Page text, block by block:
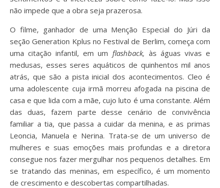
não impede que a obra seja prazerosa.
O filme, ganhador de uma Menção Especial do Júri da
seção Generation Kplus no Festival de Berlim, começa com
uma citação infantil, em um flashback, às águas vivas e
medusas, esses seres aquáticos de quinhentos mil anos
atrás, que são a pista inicial dos acontecimentos. Cleo é
uma adolescente cuja irmã morreu afogada na piscina de
casa e que lida com a mãe, cujo luto é uma constante. Além
das duas, fazem parte desse cenário de convivência
familiar a tia, que passa a cuidar da menina, e as primas
Leoncia, Manuela e Nerina. Trata-se de um universo de
mulheres e suas emoções mais profundas e a diretora
consegue nos fazer mergulhar nos pequenos detalhes. Em
se tratando das meninas, em específico, é um momento
de crescimento e descobertas compartilhadas.